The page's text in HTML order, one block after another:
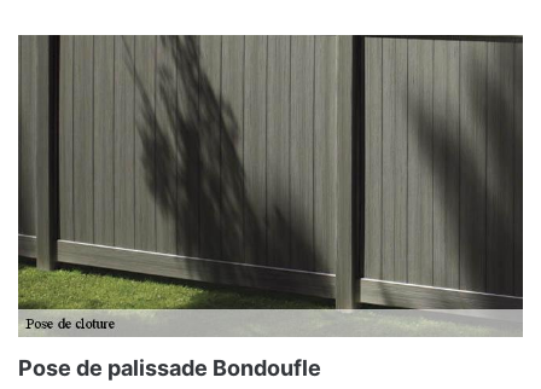
Pose de palissade Bondoufle